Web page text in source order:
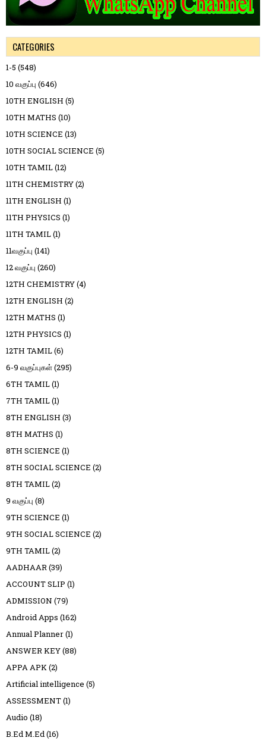
CATEGORIES
1-5 (548)
10 வகுப்பு (646)
10TH ENGLISH (5)
10TH MATHS (10)
10TH SCIENCE (13)
10TH SOCIAL SCIENCE (5)
10TH TAMIL(12)
11TH CHEMISTRY(2)
11TH ENGLISH (1)
11TH PHYSICS (1)
11TH TAMIL(1)
11வகுப்பு (141)
12 வகுப்பு (260)
12TH CHEMISTRY(4)
12TH ENGLISH (2)
12TH MATHS (1)
12TH PHYSICS (1)
12TH TAMIL(6)
6-9 வகுப்புகள்(295)
6TH TAMIL(1)
7TH TAMIL(1)
8TH ENGLISH (3)
8TH MATHS (1)
8TH SCIENCE (1)
8TH SOCIAL SCIENCE (2)
8TH TAMIL(2)
9 வகுப்பு (8)
9TH SCIENCE (1)
9TH SOCIAL SCIENCE (2)
9TH TAMIL(2)
AADHAAR(39)
ACCOUNT SLIP (1)
ADMISSION (79)
Android Apps (162)
Annual Planner(1)
ANSWER KEY(88)
APPA APK(2)
Artificial intelligence (5)
ASSESSMENT(1)
Audio (18)
B.Ed M.Ed(16)